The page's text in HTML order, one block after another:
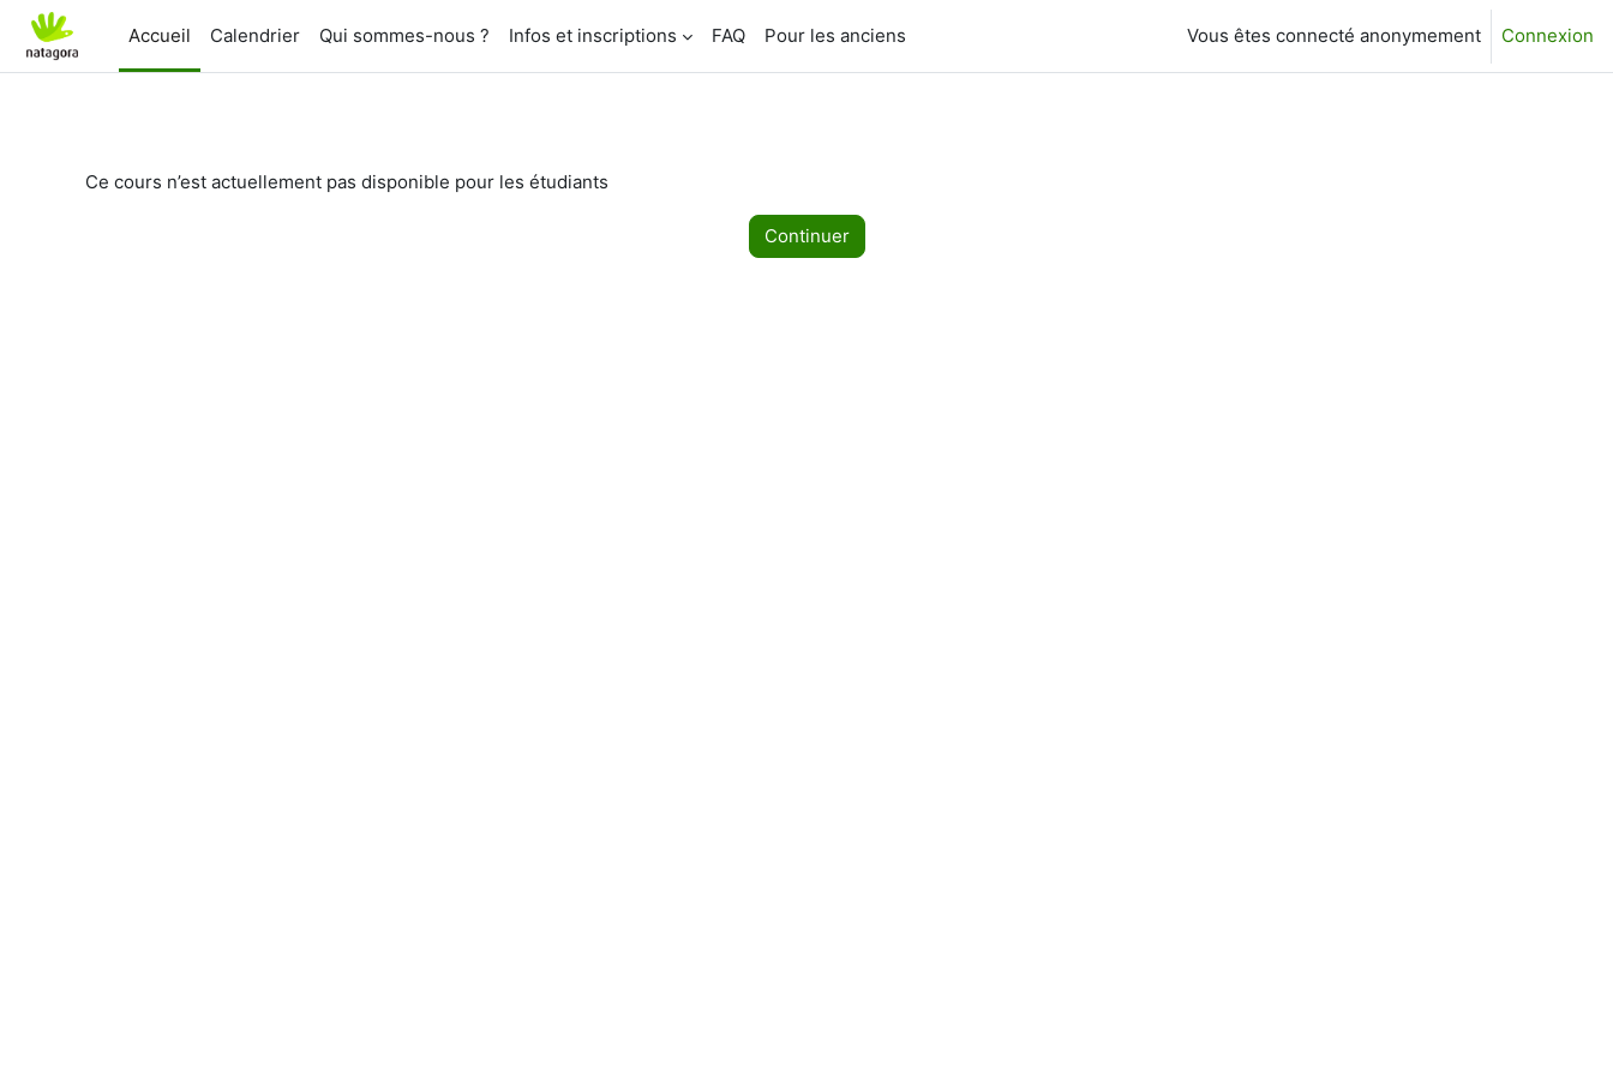
Passer au contenu principal
Accueil
Calendrier Qui sommes-nous ? Infos et inscriptions FAQ Pour les anciens Vous êtes connecté anonymement Connexion
Ce cours n’est actuellement pas disponible pour les étudiants
Continuer